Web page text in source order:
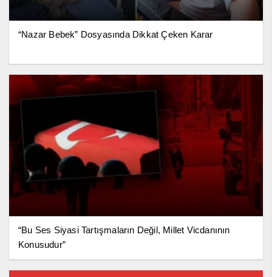
“Nazar Bebek” Dosyasında Dikkat Çeken Karar
“Bu Ses Siyasi Tartışmaların Değil, Millet Vicdanının
Konusudur”